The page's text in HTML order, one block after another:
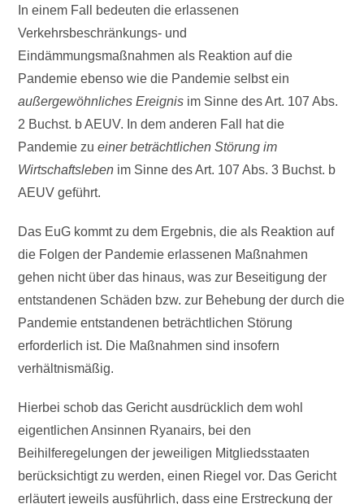
In einem Fall bedeuten die erlassenen
Verkehrsbeschränkungs- und
Eindämmungsmaßnahmen als Reaktion auf die
Pandemie ebenso wie die Pandemie selbst ein
außergewöhnliches Ereignis im Sinne des Art. 107 Abs.
2 Buchst. b AEUV. In dem anderen Fall hat die
Pandemie zueiner beträchtlichen Störung im
Wirtschaftsleben im Sinne des Art. 107 Abs. 3 Buchst. b
AEUV geführt.
Das EuG kommt zu dem Ergebnis, die als Reaktion auf
die Folgen der Pandemie erlassenen Maßnahmen
gehen nicht über das hinaus, was zur Beseitigung der
entstandenen Schäden bzw. zur Behebung der durch die
Pandemie entstandenen beträchtlichen Störung
erforderlich ist. Die Maßnahmen sind insofern
verhältnismäßig.
Hierbei schob das Gericht ausdrücklich dem wohl
eigentlichen Ansinnen Ryanairs, bei den
Beihilferegelungen der jeweiligen Mitgliedsstaaten
berücksichtigt zu werden, einen Riegel vor. Das Gericht
erläutert jeweils ausführlich, dass eine Erstreckung der